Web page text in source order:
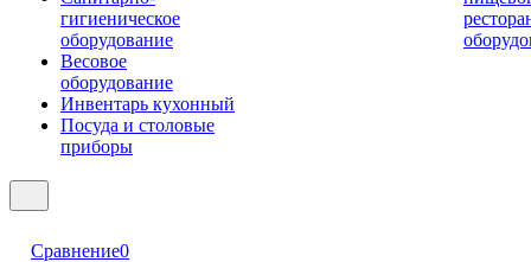
гигиеническое
оборудование
Весовое
оборудование
Инвентарь кухонный
Посуда и столовые
приборы
Сравнение0